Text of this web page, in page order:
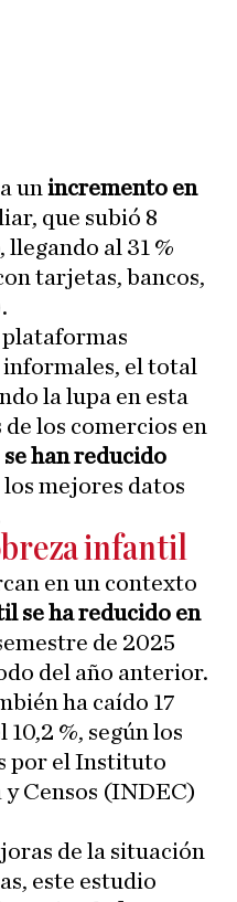
un incremento en
que subió 8
al 31 %
tarjetas, bancos,
el total
la lupa en esta
los comercios en
se han reducido
mejores datos
infantil
en un contexto
se ha reducido en
de 2025
del año anterior.
ha caído 17
%, según los
por el Instituto
Censos (INDEC)
de la situación
este estudio